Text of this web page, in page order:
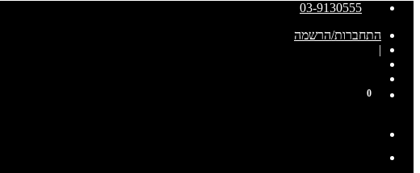
03-9130555
התחברות/הרשמה
|
0